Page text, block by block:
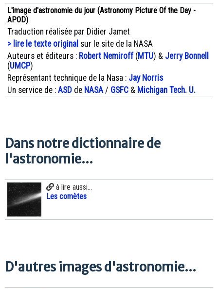
L'image d'astronomie du jour (Astronomy Picture Of the Day -
APOD)
Traduction réalisée par Didier Jamet
> lire le texte original sur le site de la NASA
Auteurs et éditeurs : Robert Nemiroff(MTU) & Jerry Bonnell
(UMCP)
Représentant technique de la Nasa : Jay Norris
Un service de : ASD de NASA / GSFC & Michigan Tech. U.
Dans notre dictionnaire de
l'astronomie...
à lire aussi...
Les comètes
D'autres images d'astronomie...